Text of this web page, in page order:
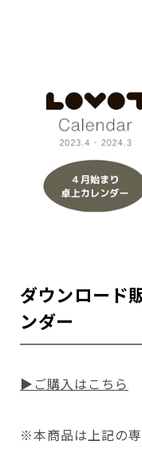
ダウンロード
ンダー
▶ご購入はこちら
※本商品は上記の